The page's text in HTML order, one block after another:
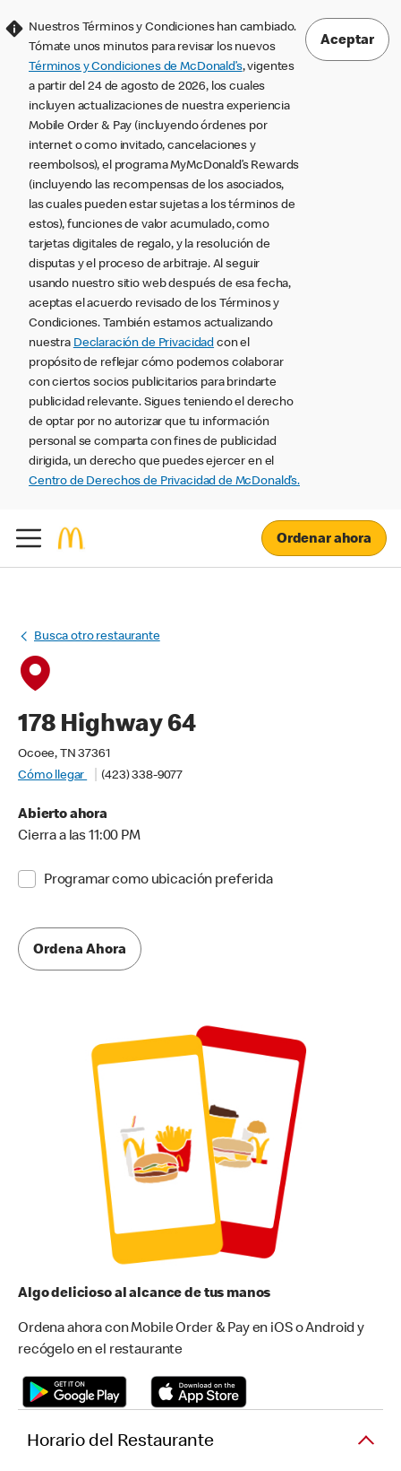
Nuestros Términos y Condiciones han cambiado.
Tómate unos minutos para revisar los nuevos
Términos y Condiciones de McDonald’s, vigentes
a partir del 24 de agosto de 2026, los cuales
incluyen actualizaciones de nuestra experiencia
Mobile Order & Pay (incluyendo órdenes por
internet o como invitado, cancelaciones y
reembolsos), el programa MyMcDonald’s Rewards
(incluyendo las recompensas de los asociados,
las cuales pueden estar sujetas a los términos de
estos), funciones de valor acumulado, como
tarjetas digitales de regalo, y la resolución de
disputas y el proceso de arbitraje. Al seguir
usando nuestro sitio web después de esa fecha,
aceptas el acuerdo revisado de los Términos y
Condiciones. También estamos actualizando
nuestra Declaración de Privacidad con el
propósito de reflejar cómo podemos colaborar
con ciertos socios publicitarios para brindarte
publicidad relevante. Sigues teniendo el derecho
de optar por no autorizar que tu información
personal se comparta con fines de publicidad
dirigida, un derecho que puedes ejercer en el
Centro de Derechos de Privacidad de McDonald’s.
Aceptar
Ordenar ahora
Busca otro restaurante
178 Highway 64
Ocoee, TN 37361
Cómo llegar
(423) 338-9077
Abierto ahora
Cierra a las 11:00 PM
Programar como ubicación preferida
Ordena Ahora
Algo delicioso al alcance de tus manos
Ordena ahora con Mobile Order & Pay en iOS o Android y
recógelo en el restaurante
Horario del Restaurante